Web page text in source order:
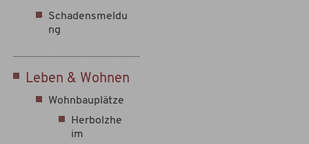
Schadensmeldu
ng
Leben & Wohnen
Wohnbauplätze
Herbolzhe
im